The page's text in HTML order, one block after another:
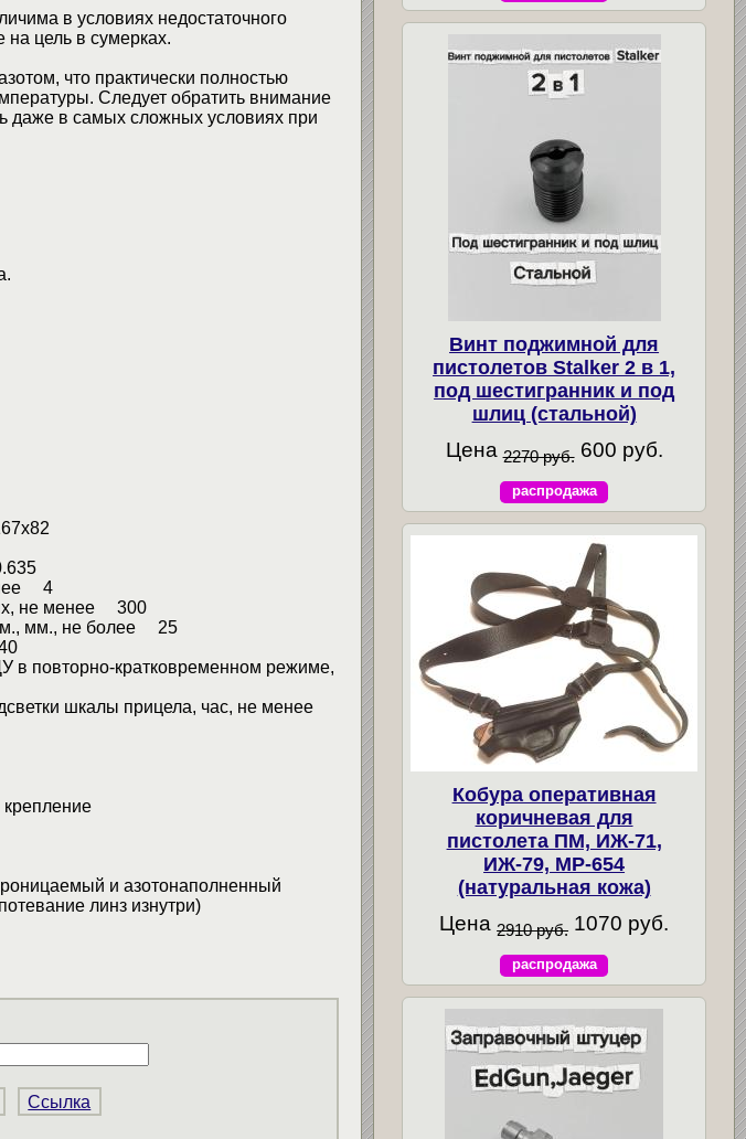
в условиях недостаточного
на цель в сумерках.
что практически полностью
Следует обратить внимание
даже в самых сложных условиях при
4
не менее 300
м., мм., не более 25
повторно-кратковременном режиме,
шкалы прицела, час, не менее
и азотонаполненный
линз изнутри)
Ссылка
Винт поджимной для
пистолетов Stalker 2 в 1,
под шестигранник и под
шлиц (стальной)
Цена 2270 руб. 600 руб.
распродажа
Кобура оперативная
коричневая для
пистолета ПМ, ИЖ-71,
ИЖ-79, МР-654
(натуральная кожа)
Цена 2910 руб. 1070 руб.
распродажа